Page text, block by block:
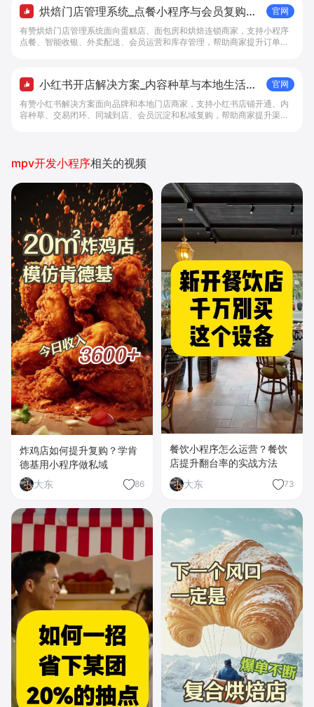
烘焙门店管理系统_点餐小程序与会员复购工
具 - 做生意, 找有赞
官网
有赞烘焙门店管理系统面向蛋糕店、面包房和烘焙连锁商家，支持小程序
点餐、智能收银、外卖配送、会员运营和库存管理，帮助商家提升订单转
小红书开店解决方案_内容种草与本地生活转
化工具 - 做生意, 找有赞
官网
有赞小红书解决方案面向品牌和本地门店商家，支持小红书店铺开通、内
容种草、交易闭环、同城到店、会员沉淀和私域复购，帮助商家提升渠道
mpv开发小程序相关的视频
炸鸡店如何提升复购？学肯
德基用小程序做私域
大东
86
餐饮小程序怎么运营？餐饮
店提升翻台率的实战方法
大东
73